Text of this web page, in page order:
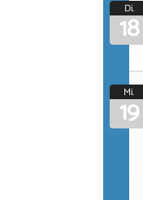
Di.
18
Mi.
19